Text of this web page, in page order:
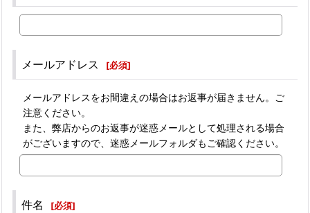
メールアドレス [必須]
メールアドレスをお間違えの場合はお返事が届きません。ご
注意ください。
また、弊店からのお返事が迷惑メールとして処理される場合
がございますので、迷惑メールフォルダもご確認ください。
件名 [必須]